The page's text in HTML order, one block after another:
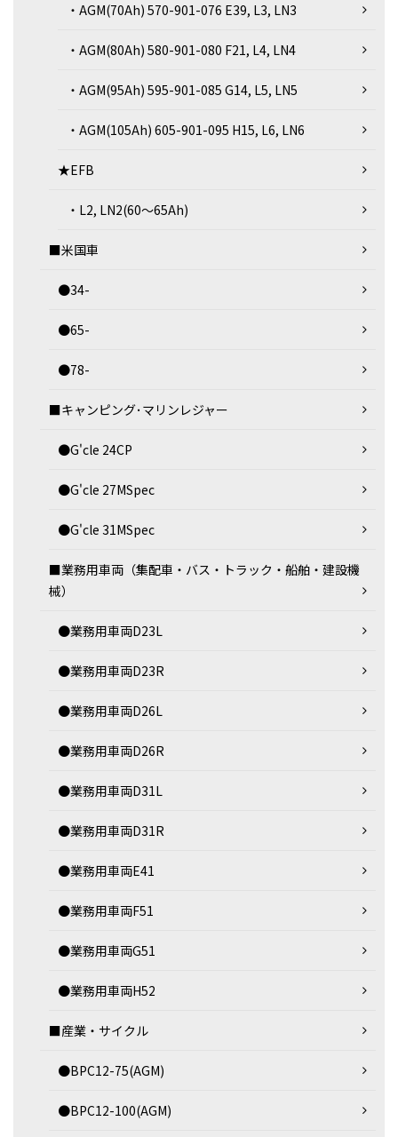
・AGM(70Ah) 570-901-076 E39, L3, LN3
・AGM(80Ah) 580-901-080 F21, L4, LN4
・AGM(95Ah) 595-901-085 G14, L5, LN5
・AGM(105Ah) 605-901-095 H15, L6, LN6
★EFB
・L2, LN2(60～65Ah)
■米国車
●34-
●65-
●78-
■キャンピング･マリンレジャー
●G'cle 24CP
●G'cle 27MSpec
●G'cle 31MSpec
■業務用車両（集配車・バス・トラック・船舶・建設機
械）
●業務用車両D23L
●業務用車両D23R
●業務用車両D26L
●業務用車両D26R
●業務用車両D31L
●業務用車両D31R
●業務用車両E41
●業務用車両F51
●業務用車両G51
●業務用車両H52
■産業・サイクル
●BPC12-75(AGM)
●BPC12-100(AGM)